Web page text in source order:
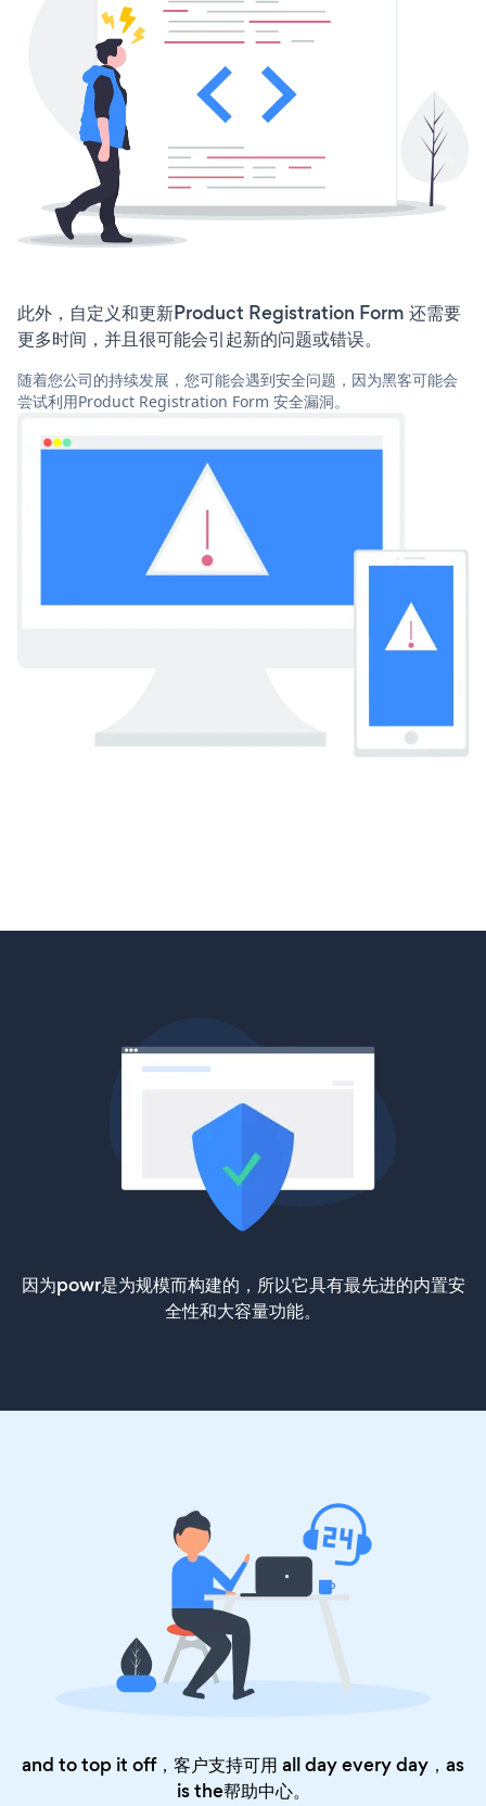
此外，自定义和更新Product Registration Form 还需要
更多时间，并且很可能会引起新的问题或错误。
随着您公司的持续发展，您可能会遇到安全问题，因为黑客可能会
尝试利用Product Registration Form 安全漏洞。
因为powr是为规模而构建的，所以它具有最先进的内置安
全性和大容量功能。
and to top it off，客户支持可用 all day every day，as
is the帮助中心。